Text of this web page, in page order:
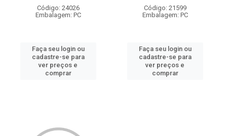
Código: 24026
Embalagem: PC
Faça seu login ou
cadastre-se para
ver preços e
comprar
Código: 21599
Embalagem: PC
Faça seu login ou
cadastre-se para
ver preços e
comprar